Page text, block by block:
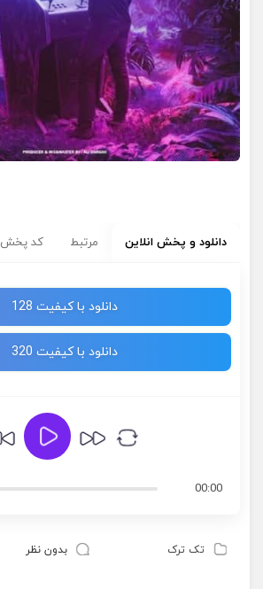
دانلود و پخش انلاین مرتبط کد پخش
دانلود با کیفیت 128
دانلود با کیفیت 320
00:00
تک ترک بدون نظر